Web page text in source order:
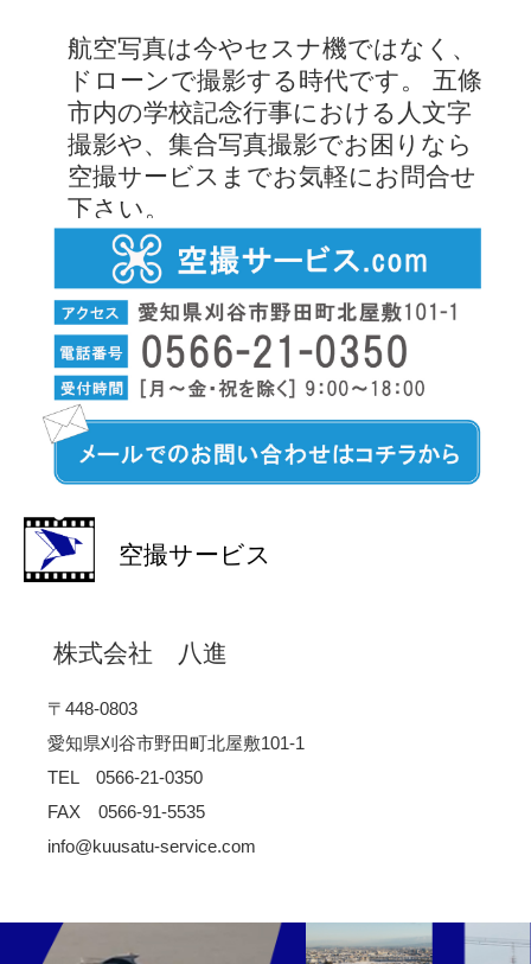
航空写真は今やセスナ機ではなく、
ドローンで撮影する時代です。 五條
市内の学校記念行事における人文字
撮影や、集合写真撮影でお困りなら
空撮サービスまでお気軽にお問合せ
下さい。
空撮サービス
株式会社 八進
〒448-0803
愛知県刈谷市野田町北屋敷101-1
TEL 0566-21-0350
FAX 0566-91-5535
info@kuusatu-service.com